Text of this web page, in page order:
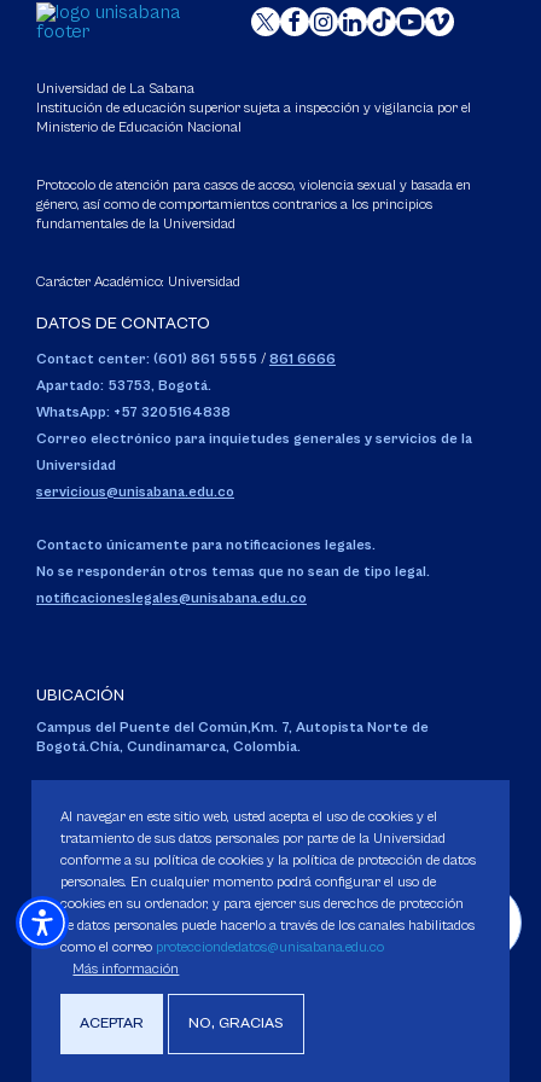
Universidad de La Sabana
Institución de educación superior sujeta a inspección y vigilancia por el
Ministerio de Educación Nacional
Protocolo de atención para casos de acoso, violencia sexual y basada en
género, así como de comportamientos contrarios a los principios
fundamentales de la Universidad
Carácter Académico: Universidad
DATOS DE CONTACTO
Contact center: (601) 861 5555 / 861 6666
Apartado: 53753, Bogotá.
WhatsApp: +57 3205164838
Correo electrónico para inquietudes generales y servicios de la
Universidad
servicious@unisabana.edu.co
Contacto únicamente para notificaciones legales.
No se responderán otros temas que no sean de tipo legal.
notificacioneslegales@unisabana.edu.co
UBICACIÓN
Campus del Puente del Común,Km. 7, Autopista Norte de
Bogotá.Chía, Cundinamarca, Colombia.
Personería Jurídica:Resolución 130 del 14 de enero de 1980.
Ministerio de Educación Nacional.
Política de Protección de datos
Derechos Pecuniarios
Al navegar en este sitio web, usted acepta el uso de cookies y el
tratamiento de sus datos personales por parte de la Universidad
conforme a su política de cookies y la política de protección de datos
personales. En cualquier momento podrá configurar el uso de
cookies en su ordenador, y para ejercer sus derechos de protección
de datos personales puede hacerlo a través de los canales habilitados
como el correo protecciondedatos@unisabana.edu.co
Más información
ACEPTAR NO, GRACIAS